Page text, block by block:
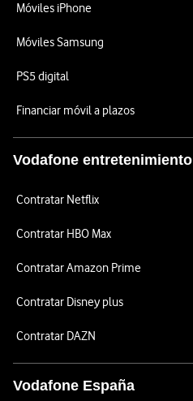
Móviles iPhone
Móviles Samsung
PS5 digital
Financiar móvil a plazos
Vodafone entretenimiento
Contratar Netflix
Contratar HBO Max
Contratar Amazon Prime
Contratar Disney plus
Contratar DAZN
Vodafone España